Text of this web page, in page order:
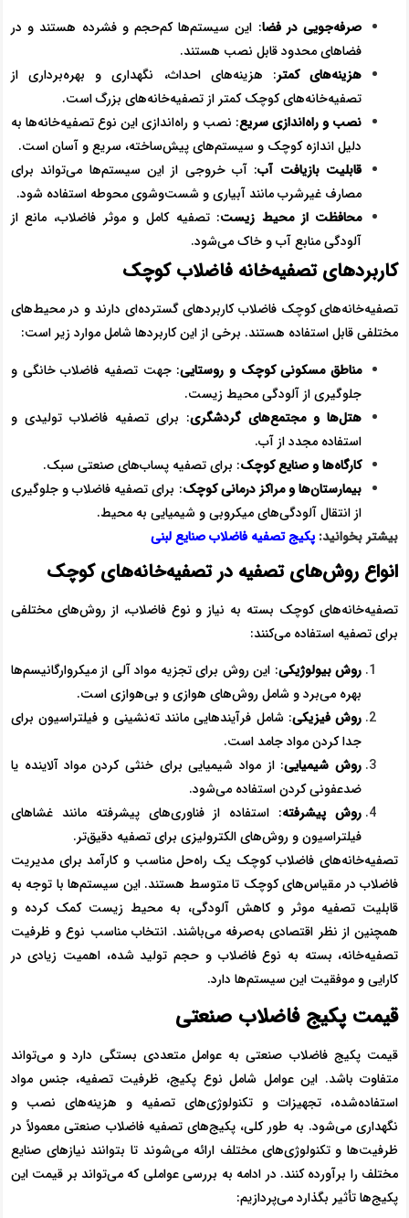
صرفه‌جویی در فضا: این سیستم‌ها کم‌حجم و فشرده هستند و در
فضاهای محدود قابل نصب هستند.
هزینه‌های کمتر: هزینه‌های احداث، نگهداری و بهره‌برداری از
تصفیه‌خانه‌های کوچک کمتر از تصفیه‌خانه‌های بزرگ است.
نصب و راه‌اندازی سریع: نصب و راه‌اندازی این نوع تصفیه‌خانه‌ها به
دلیل اندازه کوچک و سیستم‌های پیش‌ساخته، سریع و آسان است.
قابلیت بازیافت آب: آب خروجی از این سیستم‌ها می‌تواند برای
مصارف غیرشرب مانند آبیاری و شست‌وشوی محوطه استفاده شود.
محافظت از محیط زیست: تصفیه کامل و موثر فاضلاب، مانع از
آلودگی منابع آب و خاک می‌شود.
کاربردهای تصفیه‌خانه فاضلاب کوچک
تصفیه‌خانه‌های کوچک فاضلاب کاربردهای گسترده‌ای دارند و در محیط‌های
مختلفی قابل استفاده هستند. برخی از این کاربردها شامل موارد زیر است:
مناطق مسکونی کوچک و روستایی: جهت تصفیه فاضلاب خانگی و
جلوگیری از آلودگی محیط‌ زیست.
هتل‌ها و مجتمع‌های گردشگری: برای تصفیه فاضلاب تولیدی و
استفاده مجدد از آب.
کارگاه‌ها و صنایع کوچک: برای تصفیه پساب‌های صنعتی سبک.
بیمارستان‌ها و مراکز درمانی کوچک: برای تصفیه فاضلاب و جلوگیری
از انتقال آلودگی‌های میکروبی و شیمیایی به محیط.
بیشتر بخوانید: پکیج تصفیه فاضلاب صنایع لبنی
انواع روش‌های تصفیه در تصفیه‌خانه‌های کوچک
تصفیه‌خانه‌های کوچک بسته به نیاز و نوع فاضلاب، از روش‌های مختلفی
برای تصفیه استفاده می‌کنند:
روش بیولوژیکی: این روش برای تجزیه مواد آلی از میکروارگانیسم‌ها
بهره می‌برد و شامل روش‌های هوازی و بی‌هوازی است.
روش فیزیکی: شامل فرآیندهایی مانند ته‌نشینی و فیلتراسیون برای
جدا کردن مواد جامد است.
روش شیمیایی: از مواد شیمیایی برای خنثی کردن مواد آلاینده یا
ضدعفونی کردن استفاده می‌شود.
روش پیشرفته: استفاده از فناوری‌های پیشرفته مانند غشاهای
فیلتراسیون و روش‌های الکترولیزی برای تصفیه دقیق‌تر.
تصفیه‌خانه‌های فاضلاب کوچک یک راه‌حل مناسب و کارآمد برای مدیریت
فاضلاب در مقیاس‌های کوچک تا متوسط هستند. این سیستم‌ها با توجه به
قابلیت تصفیه موثر و کاهش آلودگی، به محیط زیست کمک کرده و
همچنین از نظر اقتصادی به‌صرفه می‌باشند. انتخاب مناسب نوع و ظرفیت
تصفیه‌خانه، بسته به نوع فاضلاب و حجم تولید شده، اهمیت زیادی در
کارایی و موفقیت این سیستم‌ها دارد.
قیمت پکیج فاضلاب صنعتی
قیمت پکیج فاضلاب صنعتی به عوامل متعددی بستگی دارد و می‌تواند
متفاوت باشد. این عوامل شامل نوع پکیج، ظرفیت تصفیه، جنس مواد
استفاده‌شده، تجهیزات و تکنولوژی‌های تصفیه و هزینه‌های نصب و
نگهداری می‌شود. به طور کلی، پکیج‌های تصفیه فاضلاب صنعتی معمولاً در
ظرفیت‌ها و تکنولوژی‌های مختلف ارائه می‌شوند تا بتوانند نیازهای صنایع
مختلف را برآورده کنند. در ادامه به بررسی عواملی که می‌تواند بر قیمت این
پکیج‌ها تأثیر بگذارد می‌پردازیم: